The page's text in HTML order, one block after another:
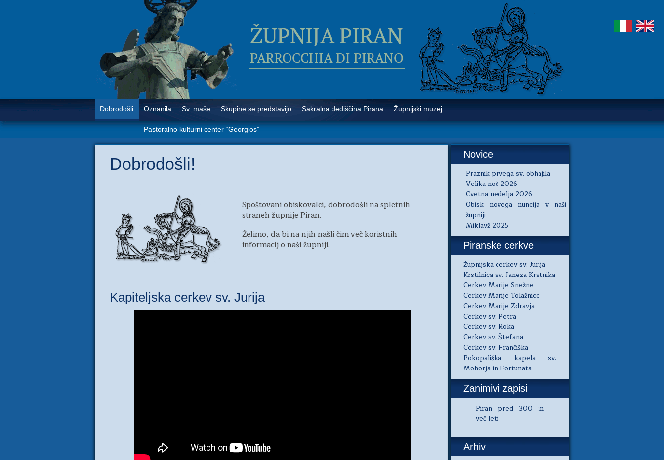
Dobrodošli Oznanila Sv. maše Skupine se predstavijo Sakralna dediščina Pirana Župnijski muzej
Pastoralno kulturni center “Georgios”
Dobrodošli!
Spoštovani obiskovalci, dobrodošli na spletnih
straneh župnije Piran.
Želimo, da bi na njih našli čim več koristnih
informacij o naši župniji.
Kapiteljska cerkev sv. Jurija
Novice
Praznik prvega sv. obhajila
Velika noč 2026
Cvetna nedelja 2026
Obisk novega nuncija v naši
župniji
Miklavž 2025
Piranske cerkve
Župnijska cerkev sv. Jurija
Krstilnica sv. Janeza Krstnika
Cerkev Marije Snežne
Cerkev Marije Tolažnice
Cerkev Marije Zdravja
Cerkev sv. Petra
Cerkev sv. Roka
Cerkev sv. Štefana
Cerkev sv. Frančiška
Pokopališka kapela sv.
Mohorja in Fortunata
Zanimivi zapisi
Piran pred 300 in
več leti
Arhiv